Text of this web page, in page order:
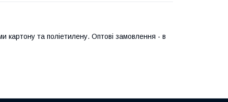
та поліетилену. Оптові замовлення - в